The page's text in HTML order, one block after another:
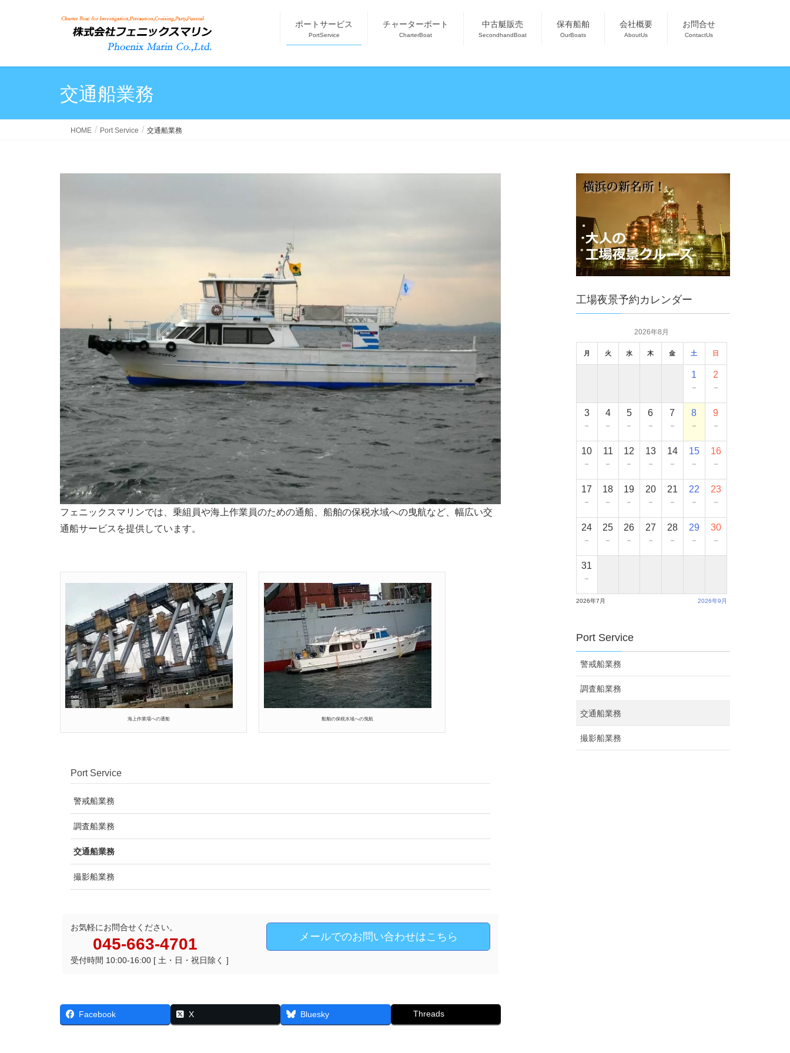
ポートサービス
PortService
チャーターボート
CharterBoat
中古艇販売
SecondhandBoat
保有船舶
OurBoats
会社概要
AboutUs
お問合せ
ContactUs
交通船業務
HOME Port Service 交通船業務
フェニックスマリンでは、乗組員や海上作業員のための通船、船舶の保税水域への曳航など、幅広い交
通船サービスを提供しています。
海上作業場への通船 船舶の保税水域への曳航
Port Service
警戒船業務
調査船業務
交通船業務
撮影船業務
お気軽にお問合せください。
045-663-4701
受付時間 10:00-16:00 [ 土・日・祝日除く ]
メールでのお問い合わせはこちら
Facebook X Bluesky Threads
工場夜景予約カレンダー
2026年8月
月 火 水 木 金 土 日
1
－
2
－
3
－
4
－
5
－
6
－
7
－
8
－
9
－
10
－
11
－
12
－
13
－
14
－
15
－
16
－
17
－
18
－
19
－
20
－
21
－
22
－
23
－
24
－
25
－
26
－
27
－
28
－
29
－
30
－
31
－
2026年7月 2026年9月
Port Service
警戒船業務
調査船業務
交通船業務
撮影船業務